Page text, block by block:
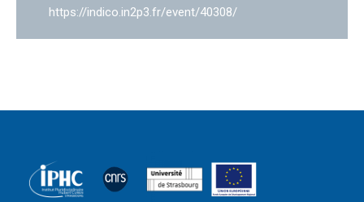
https://indico.in2p3.fr/event/40308/